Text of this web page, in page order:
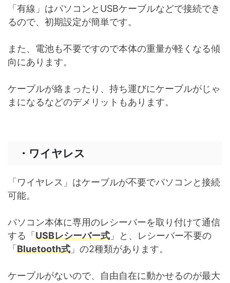
「有線」はパソコンとUSBケーブルなどで接続でき
るので、初期設定が簡単です。
また、電池も不要ですので本体の重量が軽くなる傾
向にあります。
ケーブルが絡まったり、持ち運びにケーブルがじゃ
まになるなどのデメリットもあります。
・ワイヤレス
「ワイヤレス」はケーブルが不要でパソコンと接続
可能。
パソコン本体に専用のレシーバーを取り付けて通信
する「 USBレシーバー式 」と、レシーバー不要の
「 Bluetooth式 」の2種類があります。
ケーブルがないので、自由自在に動かせるのが最大